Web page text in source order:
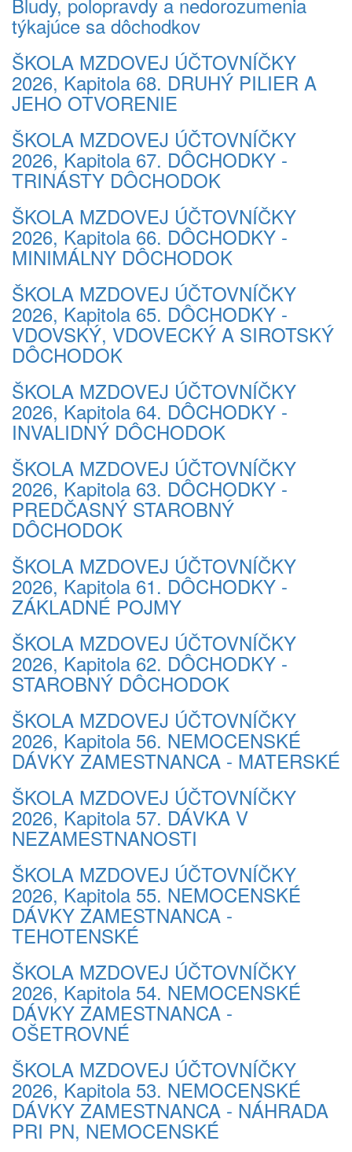
týkajúce sa dôchodkov
ŠKOLA MZDOVEJ ÚČTOVNÍČKY
2026, Kapitola 68. DRUHÝ PILIER A
JEHO OTVORENIE
ŠKOLA MZDOVEJ ÚČTOVNÍČKY
2026, Kapitola 67. DÔCHODKY -
TRINÁSTY DÔCHODOK
ŠKOLA MZDOVEJ ÚČTOVNÍČKY
2026, Kapitola 66. DÔCHODKY -
MINIMÁLNY DÔCHODOK
ŠKOLA MZDOVEJ ÚČTOVNÍČKY
2026, Kapitola 65. DÔCHODKY -
VDOVSKÝ, VDOVECKÝ A SIROTSKÝ
DÔCHODOK
ŠKOLA MZDOVEJ ÚČTOVNÍČKY
2026, Kapitola 64. DÔCHODKY -
INVALIDNÝ DÔCHODOK
ŠKOLA MZDOVEJ ÚČTOVNÍČKY
2026, Kapitola 63. DÔCHODKY -
PREDČASNÝ STAROBNÝ
DÔCHODOK
ŠKOLA MZDOVEJ ÚČTOVNÍČKY
2026, Kapitola 61. DÔCHODKY -
ZÁKLADNÉ POJMY
ŠKOLA MZDOVEJ ÚČTOVNÍČKY
2026, Kapitola 62. DÔCHODKY -
STAROBNÝ DÔCHODOK
ŠKOLA MZDOVEJ ÚČTOVNÍČKY
2026, Kapitola 56. NEMOCENSKÉ
DÁVKY ZAMESTNANCA - MATERSKÉ
ŠKOLA MZDOVEJ ÚČTOVNÍČKY
2026, Kapitola 57. DÁVKA V
NEZAMESTNANOSTI
ŠKOLA MZDOVEJ ÚČTOVNÍČKY
2026, Kapitola 55. NEMOCENSKÉ
DÁVKY ZAMESTNANCA -
TEHOTENSKÉ
ŠKOLA MZDOVEJ ÚČTOVNÍČKY
2026, Kapitola 54. NEMOCENSKÉ
DÁVKY ZAMESTNANCA -
OŠETROVNÉ
ŠKOLA MZDOVEJ ÚČTOVNÍČKY
2026, Kapitola 53. NEMOCENSKÉ
DÁVKY ZAMESTNANCA - NÁHRADA
PRI PN, NEMOCENSKÉ